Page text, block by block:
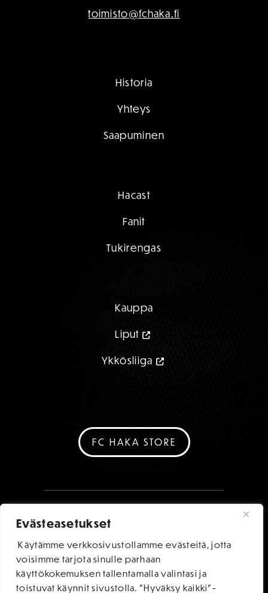
Evästeasetukset
Käytämme verkkosivustollamme evästeitä, jotta
voisimme tarjota sinulle parhaan
käyttökokemuksen tallentamalla valintasi ja
toistuvat käynnit sivustolla. "Hyväksy kaikki"-
toimisto@fchaka.fi
Historia
Yhteys
Saapuminen
Hacast
Fanit
Tukirengas
Kauppa
Liput
Ykkösliiga
FC HAKA STORE